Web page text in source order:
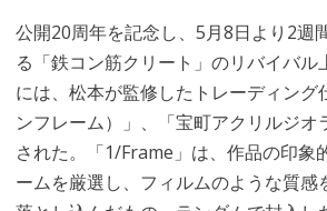
公開20周年を記念し、5月8日より2週
る「鉄コン筋クリート」のリバイバル
には、松本が監修したトレーディング
ンフレーム）」、「宝町アクリルジ
された。「1/Frame」は、作品の印象
ームを厳選し、フィルムのような質感